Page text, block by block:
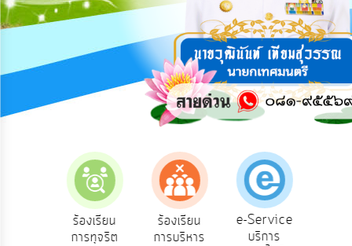
การ
ปฏิสัมพันธ์
ฟัง
ความ
ยุทธศาสตร์/
ร้องเรียน
การทุจริต
ร้องเรียน
การบริหาร
e-Service
บริการ